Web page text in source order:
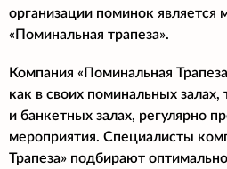
организации поминок является
«Поминальная трапеза».
Компания «Поминальная
как в своих поминальных залах,
и банкетных залах, регулярно
мероприятия. Специалисты
Трапеза» подбирают